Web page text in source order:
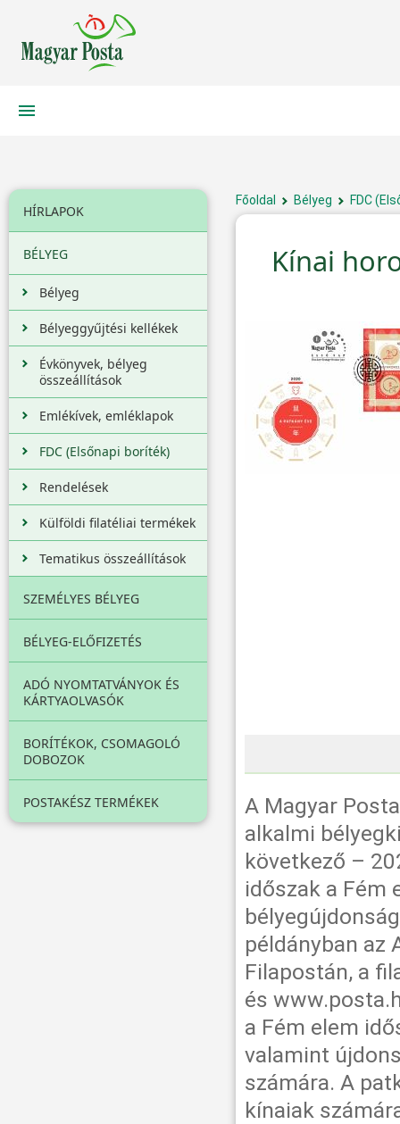
HÍRLAPOK
BÉLYEG
Bélyeg
Bélyeggyűjtési kellékek
Évkönyvek, bélyeg
összeállítások
Emlékívek, emléklapok
FDC (Elsőnapi boríték)
Rendelések
Külföldi filatéliai termékek
Tematikus összeállítások
SZEMÉLYES BÉLYEG
BÉLYEG-ELŐFIZETÉS
ADÓ NYOMTATVÁNYOK ÉS
KÁRTYAOLVASÓK
BORÍTÉKOK, CSOMAGOLÓ
DOBOZOK
POSTAKÉSZ TERMÉKEK
Főoldal Bélyeg FDC
Kínai
A Magyar
alkalmi
következő –
időszak a Fém
példányban az
Filapostán, a
és
a Fém elem
valamint
számára. A
kínaiak